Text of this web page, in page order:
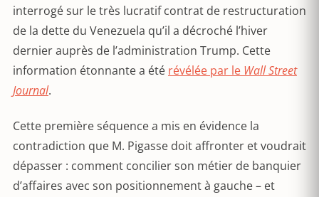
interrogé sur le très lucratif contrat de restructuration
de la dette du Venezuela qu’il a décroché l’hiver
dernier auprès de l’administration Trump. Cette
information étonnante a été révélée par le Wall Street
Journal.
Cette première séquence a mis en évidence la
contradiction que M. Pigasse doit affronter et voudrait
dépasser : comment concilier son métier de banquier
d’affaires avec son positionnement à gauche – et